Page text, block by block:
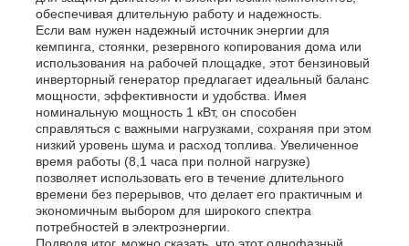
домашний генератор пользы
Набор генератора сени
Генератор с низким уровнем шума
Сохранение генератора
обеспечивая длительную работу и надежность.
Если вам нужен надежный источник энергии для
кемпинга, стоянки, резервного копирования дома или
использования на рабочей площадке, этот бензиновый
инверторный генератор предлагает идеальный баланс
мощности, эффективности и удобства. Имея
номинальную мощность 1 кВт, он способен
справляться с важными нагрузками, сохраняя при этом
низкий уровень шума и расход топлива. Увеличенное
время работы (8,1 часа при полной нагрузке)
позволяет использовать его в течение длительного
времени без перерывов, что делает его практичным и
экономичным выбором для широкого спектра
потребностей в электроэнергии.
Подводя итог, можно сказать, что этот однофазный